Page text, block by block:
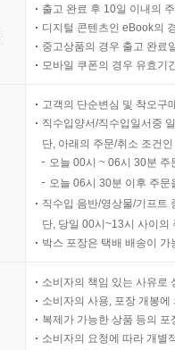
출고 완료 후 10일 이내의
디지털 콘텐츠인 eBook의
중고상품의 경우 출고 완료
모바일 쿠폰의 경우 유효기
고객의 단순변심 및 착오구
직수입양서/직수입일서중
단, 아래의 주문/취소 조건
오늘 00시 ~ 06시 30분
오늘 06시 30분 이후 주
직수입 음반/영상물/기프트
단, 당일 00시~13시 사이의
박스 포장은 택배 배송이
소비자의 책임 있는 사유로
소비자의 사용, 포장 개봉
복제가 가능한 상품 등의
소비자의 요청에 따라 개별